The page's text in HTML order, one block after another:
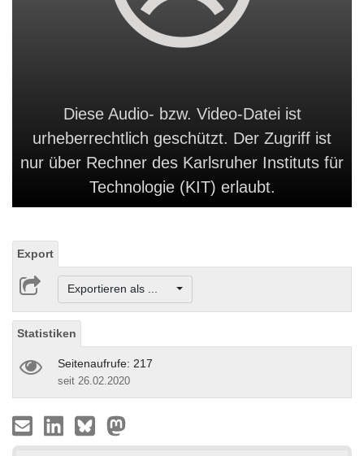
Diese Audio- bzw. Video-Datei ist
urheberrechtlich geschützt. Der Zugriff ist
nur über Rechner des Karlsruher Instituts für
Technologie (KIT) erlaubt.
Export
Exportieren als ...
Statistiken
Seitenaufrufe: 217
seit 26.02.2020